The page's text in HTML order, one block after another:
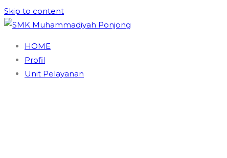
Skip to content
SMK Muhammadiyah Ponjong
Unggul dan Berdaya Saing
HOME
Profil
Unit Pelayanan